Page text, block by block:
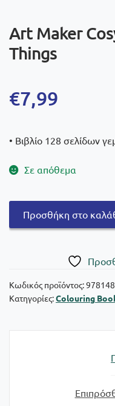
Art Maker
Things
€7,99
• Βιβλίο 128 σελίδων
Σε απόθεμα
Maker
Things
ποσότητα
Προσθήκη στο
Κωδικός προϊόντος:
Κατηγορίες:Colouring